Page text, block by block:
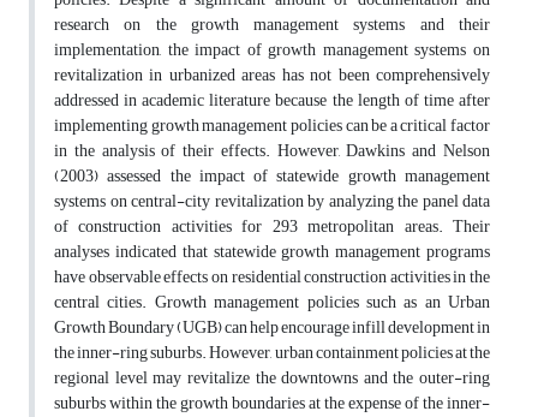
research on the growth management systems and their
implementation, the impact of growth management systems on
revitalization in urbanized areas has not been comprehensively
addressed in academic literature because the length of time after
implementing growth management policies can be a critical factor
in the analysis of their effects. However, Dawkins and Nelson
(2003) assessed the impact of statewide growth management
systems on central-city revitalization by analyzing the panel data
of construction activities for 293 metropolitan areas. Their
analyses indicated that statewide growth management programs
have observable effects on residential construction activities in the
central cities. Growth management policies such as an Urban
Growth Boundary (UGB) can help encourage infill development in
the inner-ring suburbs. However, urban containment policies at the
regional level may revitalize the downtowns and the outer-ring
suburbs within the growth boundaries at the expense of the inner-